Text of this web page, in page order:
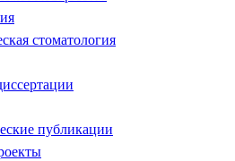
стоматология
публикации